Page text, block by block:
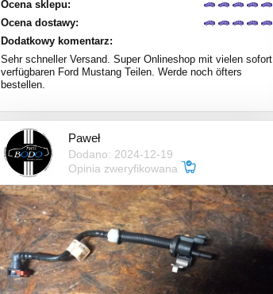
Ocena sklepu:
Ocena dostawy:
Dodatkowy komentarz:
Sehr schneller Versand. Super Onlineshop mit vielen sofort
verfügbaren Ford Mustang Teilen. Werde noch öfters
bestellen.
Paweł
Dodano: 2024-12-19
Opinia zweryfikowana